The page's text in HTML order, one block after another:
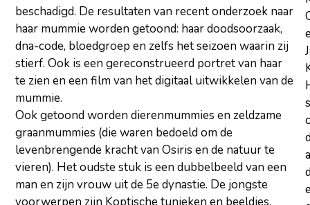
beschadigd. De resultaten van recent onderzoek naar
haar mummie worden getoond: haar doodsoorzaak,
dna-code, bloedgroep en zelfs het seizoen waarin zij
stierf. Ook is een gereconstrueerd portret van haar
te zien en een film van het digitaal uitwikkelen van de
mummie.
Ook getoond worden dierenmummies en zeldzame
graanmummies (die waren bedoeld om de
levenbrengende kracht van Osiris en de natuur te
vieren). Het oudste stuk is een dubbelbeeld van een
man en zijn vrouw uit de 5e dynastie. De jongste